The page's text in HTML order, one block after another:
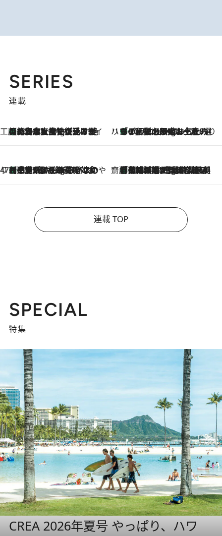
SERIES
連載
工藤まやのおもてなしハワイ
10 Hours Ago
【ハワイ土産】ローカルの絶大な支持で復活！ 絶品の幻クッキー《元ファンの日本人女性が受け継いだ名店》 ハワイ賢者 リサのお気に入りリスト10 Hours Ago
あの伝説の限定トートも！ リニューアルした「ディーン＆デルーカ ハワイ」で必須のお土産8選
47都道府県の手みやげ ひんやりスイーツで夏を満喫
10 Hours Ago
【三重県】この夏絶対食べたい 冷やしておいしいおやつ3選 お餅×アイスの新感覚スイーツ 齋藤 薫 美容脳ルネサンス
10 Hours Ago
「荷物が増えるほど旅ストレスは増す」美容ジャーナリストがたどり着いた最終結論。“化粧品を劇的に減らす”感動の凝縮美容とは
連載 TOP
SPECIAL
特集
CREA 2026年夏号 やっぱり、ハワ